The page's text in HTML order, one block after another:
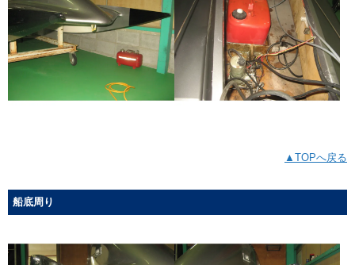
▲TOPへ戻る
船底周り